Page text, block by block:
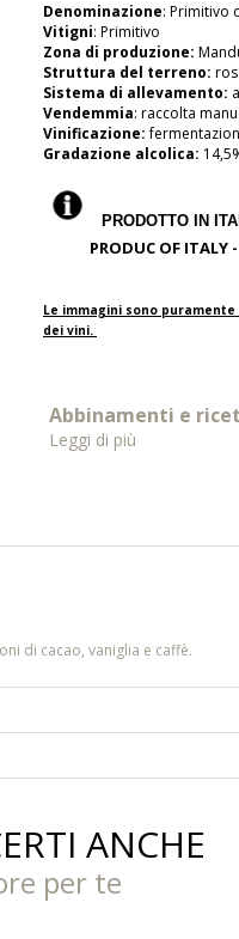
Denominazione: Primitivo
Vitigni: Primitivo
Zona di produzione:
Struttura del terreno:
Sistema di allevamento:
Vendemmia: raccolta
Vinificazione:
Gradazione alcolica:
PRODOTTO IN
PRODUC OF ITALY -
Le immagini sono
dei vini.
Abbinamenti e
Leggi di più
di cacao, vaniglia e caffè.
ANCHE
per te